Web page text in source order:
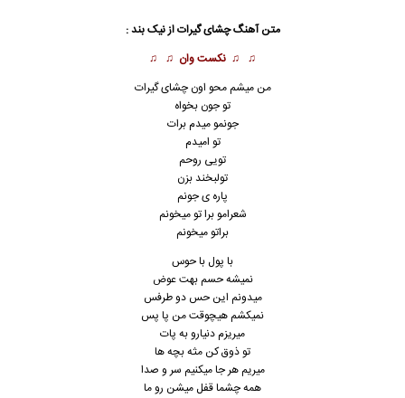
متن آهنگ چشای گیرات از نیک بند :
♫ ♫ نکست وان ♫ ♫
من میشم محو اون چشای گیرات
تو جون بخواه
جونمو میدم برات
تو امیدم
تویی روحم
تولبخند بزن
پاره ی جونم
شعرامو برا تو میخونم
براتو میخونم
با پول با حوس
نمیشه حسم بهت عوض
میدونم این حس دو طرفس
نمیکشم هیچوقت من پا پس
میریزم دنیارو به پات
تو ذوق کن مثه بچه ها
میریم هر جا میکنیم سر و صدا
همه چشما قفل میشن رو ما